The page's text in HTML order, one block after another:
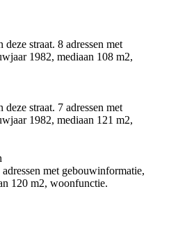
deze straat. 8 adressen met
1982, mediaan 108 m2,
deze straat. 7 adressen met
1982, mediaan 121 m2,
met gebouwinformatie,
120 m2, woonfunctie.